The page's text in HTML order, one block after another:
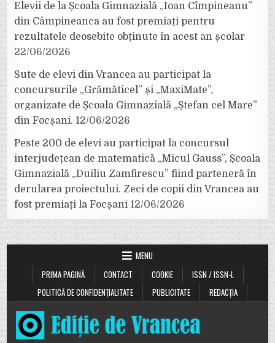
Elevii de la Școala Gimnazială „Ioan Cîmpineanu”
din Câmpineanca au fost premiați pentru
rezultatele deosebite obținute în acest an școlar
22/06/2026
Sute de elevi din Vrancea au participat la
concursurile „Grămăticel” și „MaxiMate”,
organizate de Școala Gimnazială „Ștefan cel Mare”
din Focșani. 12/06/2026
Peste 200 de elevi au participat la concursul
interjudețean de matematică „Micul Gauss”, Școala
Gimnazială „Duiliu Zamfirescu” fiind parteneră în
derularea proiectului. Zeci de copii din Vrancea au
fost premiați la Focșani 12/06/2026
MENU
PRIMA PAGINĂ
CONTACT COOKIE
ISSN / ISSN-L
POLITICĂ DE CONFIDENȚIALITATE
PUBLICITATE REDACȚIA